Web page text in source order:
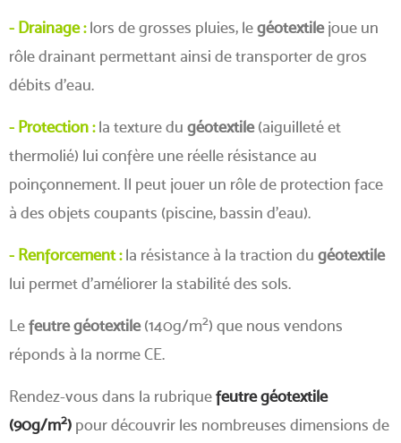
- Drainage :lors de grosses pluies, legéotextilejoue un
rôle drainant permettant ainsi de transporter de gros
débits d'eau.
- Protection :la texture du géotextile(aiguilleté et
thermolié) lui confère une réelle résistance au
poinçonnement. Il peut jouer un rôle de protection face
à des objets coupants (piscine, bassin d'eau).
- Renforcement :la résistance à la traction du géotextile
lui permet d'améliorer la stabilité des sols.
Lefeutre géotextile(140g/m2) que nous vendons
réponds à la norme CE.
Rendez-vous dans la rubriquefeutre géotextile
(90g/m2) pour découvrir les nombreuses dimensions de